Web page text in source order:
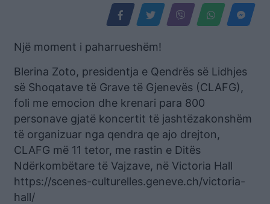
Një moment i paharrueshëm!
Blerina Zoto, presidentja e Qendrës së Lidhjes
së Shoqatave të Grave të Gjenevës (CLAFG),
foli me emocion dhe krenari para 800
personave gjatë koncertit të jashtëzakonshëm
të organizuar nga qendra qe ajo drejton,
CLAFG më 11 tetor, me rastin e Ditës
Ndërkombëtare të Vajzave, në Victoria Hall
https://scenes-culturelles.geneve.ch/victoria-
hall/